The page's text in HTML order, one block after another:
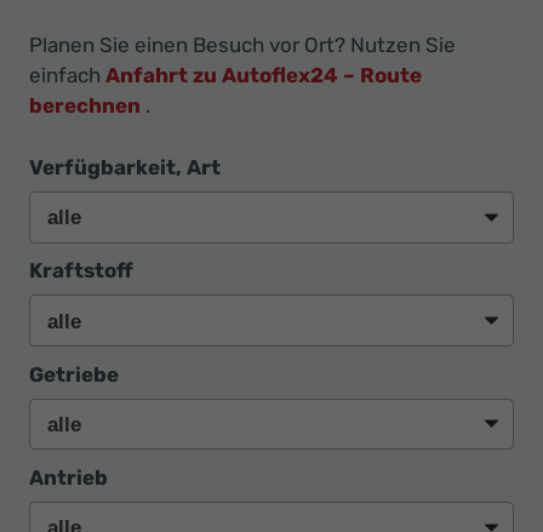
Planen Sie einen Besuch vor Ort? Nutzen Sie
einfach Anfahrt zu Autoflex24 – Route
berechnen .
Verfügbarkeit, Art
Kraftstoff
Getriebe
Antrieb